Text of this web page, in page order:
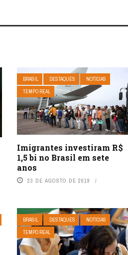
BRASIL DESTAQUES
NOTÍCIAS
TEMPO REAL
Imigrantes investiram R$
1,5 bi no Brasil em sete
anos
23 DE AGOSTO DE 2019
BRASIL DESTAQUES
NOTÍCIAS
TEMPO REAL